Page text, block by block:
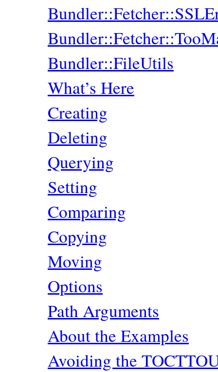
Bundler::FileUtils
What’s Here
Creating
Deleting
Querying
Setting
Comparing
Copying
Moving
Options
Path Arguments
About the Examples
Avoiding the